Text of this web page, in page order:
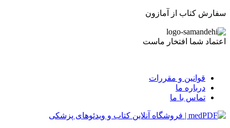
سفارش کتاب از آمازون
اعتماد شما افتخار ماست
قوانین و مقررات
درباره ما
تماس با ما